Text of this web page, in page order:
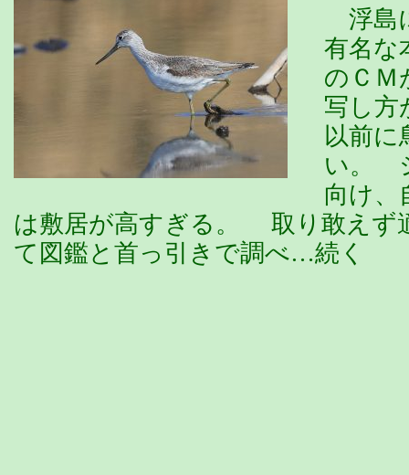
浮島
有名な
のＣＭ
写し方
以前に
い。
向け、
は敷居が高すぎる。 取り敢えず
て図鑑と首っ引きで調べ…続く